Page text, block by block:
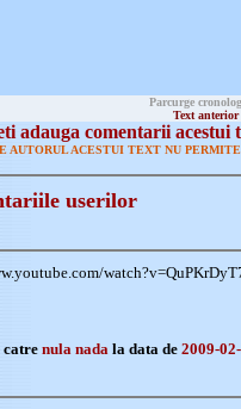
Parcurge
Text anterior
adauga comentarii acestui
AUTORUL ACESTUI TEXT NU
userilor
catre nula nada la data de 2009-